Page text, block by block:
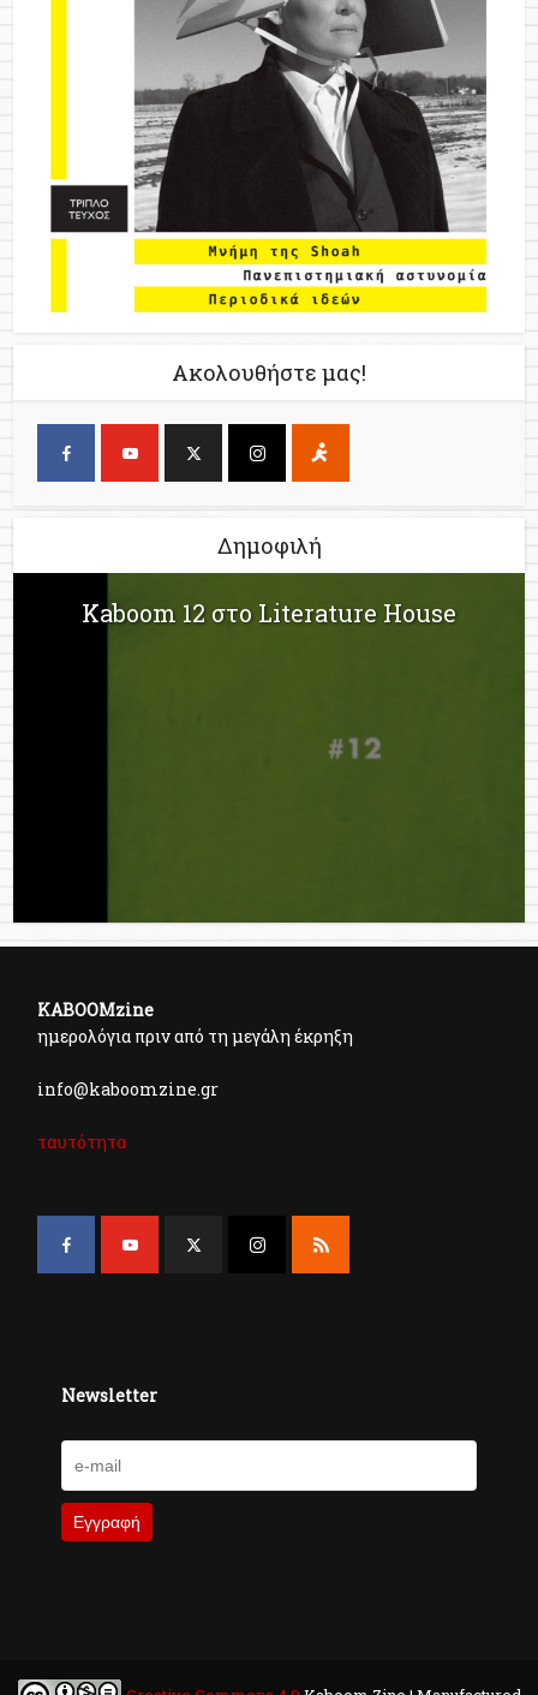
Ακολουθήστε μας!
Δημοφιλή
Kaboom 12 στο Literature House
KABOOMzine
ημερολόγια πριν από τη μεγάλη έκρηξη
info@kaboomzine.gr
ταυτότητα
Newsletter